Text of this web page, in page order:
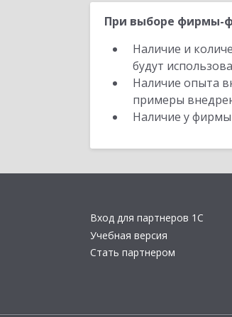
При выборе фирмы-
Наличие и
будут
Наличие опыта
примеры
Наличие у
Вход для партнеров 1С
Учебная версия
Стать партнером